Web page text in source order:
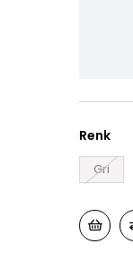
Renk
Gri